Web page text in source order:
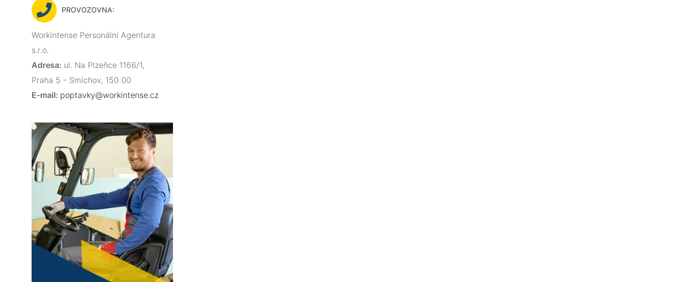
PROVOZOVNA:
Workintense Personální Agentura
s.r.o.
Adresa: ul. Na Plzeňce 1166/1,
Praha 5 - Smíchov, 150 00
E-mail: poptavky@workintense.cz